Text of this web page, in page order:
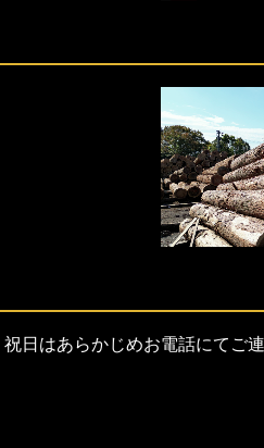
日はあらかじめお電話にてご連